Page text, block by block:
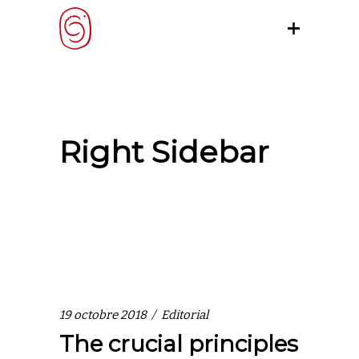
Right Sidebar
19 octobre 2018 Editorial
The crucial principles